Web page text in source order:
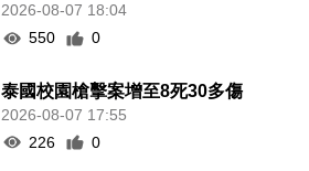
2026-08-07 18:04
550
0
泰國校園槍擊案增至8死30多傷
2026-08-07 17:55
226
0